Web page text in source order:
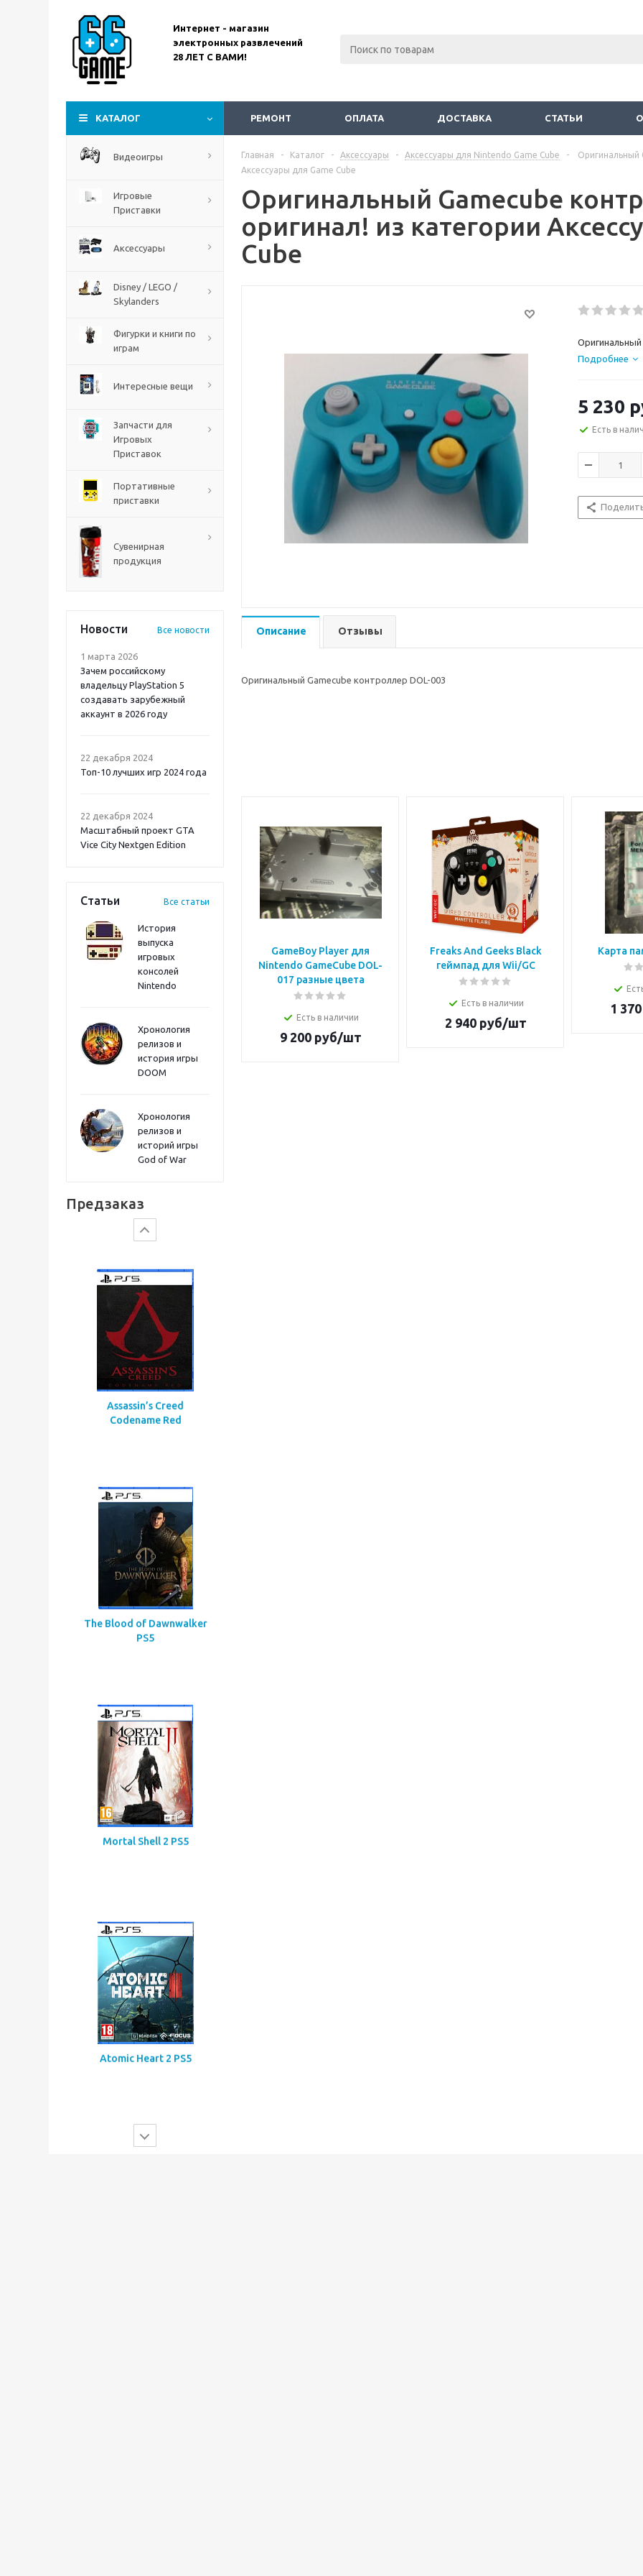
Интернет - магазин
электронных развлечений
28 ЛЕТ С ВАМИ!
КАТАЛОГ РЕМОНТ ОПЛАТА ДОСТАВКА СТАТЬИ
Видеоигры
Игровые
Приставки
Аксессуары
Disney / LEGO /
Skylanders
Фигурки и книги по
играм
Интересные вещи
Запчасти для
Игровых
Приставок
Портативные
приставки
Сувенирная
продукция
Новости Все новости
1 марта 2026
Зачем российскому
владельцу PlayStation 5
создавать зарубежный
аккаунт в 2026 году
22 декабря 2024
Топ-10 лучших игр 2024 года
22 декабря 2024
Масштабный проект GTA
Vice City Nextgen Edition
Статьи Все статьи
История
выпуска
игровых
консолей
Nintendo
Хронология
релизов и
история игры
DOOM
Хронология
релизов и
историй игры
God of War
Предзаказ
The Blood of Dawnwalker
Onimusha: Way of the
Sword PS5
War
Codename Red
PS5
Главная - Каталог - Аксессуары - Аксессуары для Nintendo Game Cube -
Оригинальный
Аксессуары для Game Cube
Оригинальный Gamecube
оригинал! из категории
Cube
Оригинальный
Подробнее
5 230
Есть в
Описание Отзывы
Оригинальный Gamecube контроллер DOL-003
GameBoy Player для
Nintendo GameCube DOL-
017 разные цвета
Есть в наличии
9 200руб/шт
Freaks And Geeks Black
геймпад для Wii/GC
Есть в наличии
2 940руб/шт
Карта
1 370